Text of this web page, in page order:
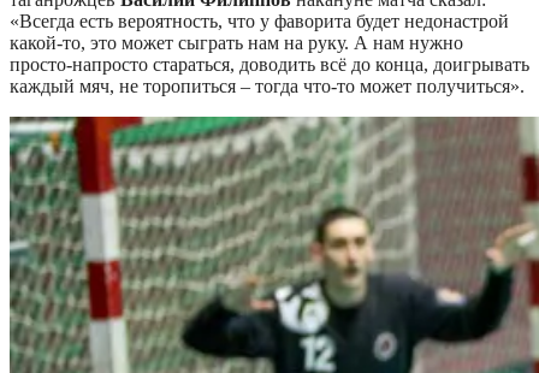
«Всегда есть вероятность, что у фаворита будет недонастрой
какой-то, это может сыграть нам на руку. А нам нужно
просто-напросто стараться, доводить всё до конца, доигрывать
каждый мяч, не торопиться – тогда что-то может получиться».